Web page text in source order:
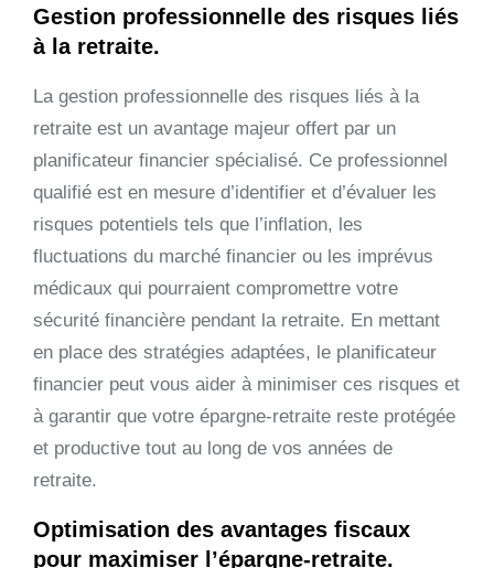
Gestion professionnelle des risques liés
à la retraite.
La gestion professionnelle des risques liés à la
retraite est un avantage majeur offert par un
planificateur financier spécialisé. Ce professionnel
qualifié est en mesure d’identifier et d’évaluer les
risques potentiels tels que l’inflation, les
fluctuations du marché financier ou les imprévus
médicaux qui pourraient compromettre votre
sécurité financière pendant la retraite. En mettant
en place des stratégies adaptées, le planificateur
financier peut vous aider à minimiser ces risques et
à garantir que votre épargne-retraite reste protégée
et productive tout au long de vos années de
retraite.
Optimisation des avantages fiscaux
pour maximiser l’épargne-retraite.